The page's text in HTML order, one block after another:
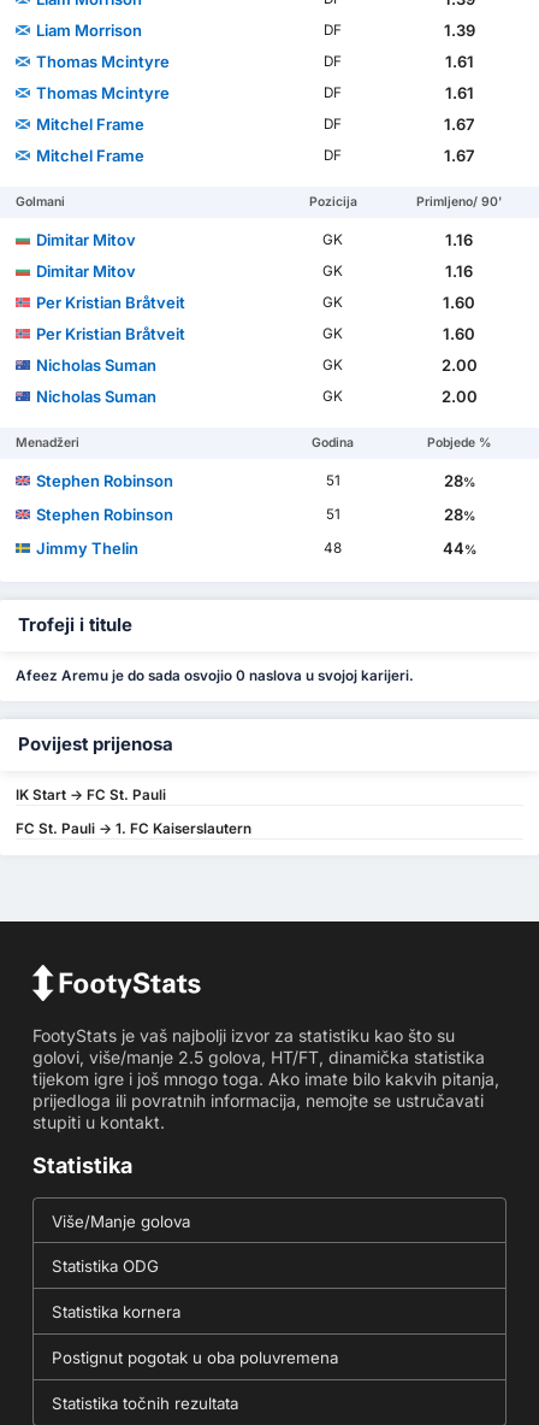
Liam Morrison
DF
1.39
Thomas Mcintyre
DF
1.61
Thomas Mcintyre
DF
1.61
Mitchel Frame
DF
1.67
Mitchel Frame
DF 1.67
Golmani Pozicija Primljeno/ 90'
Dimitar Mitov GK
1.16
Dimitar Mitov
GK
1.16
Per Kristian Bråtveit
GK
1.60
Per Kristian Bråtveit
GK
1.60
Nicholas Suman
GK
2.00
Nicholas Suman
GK 2.00
Menadžeri Godina Pobjede %
Stephen Robinson 51 28%
Stephen Robinson 51 28%
Jimmy Thelin 48 44%
Trofeji i titule
Afeez Aremu je do sada osvojio 0 naslova u svojoj karijeri.
Povijest prijenosa
IK Start -> FC St. Pauli
FC St. Pauli -> 1. FC Kaiserslautern
FootyStats je vaš najbolji izvor za statistiku kao što su
golovi, više/manje 2.5 golova, HT/FT, dinamička statistika
tijekom igre i još mnogo toga. Ako imate bilo kakvih pitanja,
prijedloga ili povratnih informacija, nemojte se ustručavati
stupiti u kontakt.
Statistika
Više/Manje golova
Statistika ODG
Statistika kornera
Postignut pogotak u oba poluvremena
Statistika točnih rezultata